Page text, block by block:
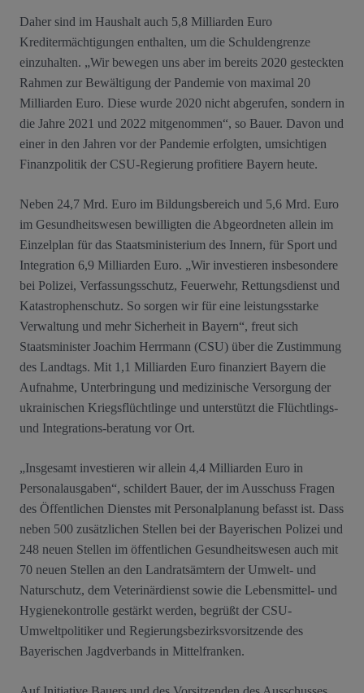
Daher sind im Haushalt auch 5,8 Milliarden Euro
Kreditermächtigungen enthalten, um die Schuldengrenze
einzuhalten. „Wir bewegen uns aber im bereits 2020 gesteckten
Rahmen zur Bewältigung der Pandemie von maximal 20
Milliarden Euro. Diese wurde 2020 nicht abgerufen, sondern in
die Jahre 2021 und 2022 mitgenommen“, so Bauer. Davon und
einer in den Jahren vor der Pandemie erfolgten, umsichtigen
Finanzpolitik der CSU-Regierung profitiere Bayern heute.
Neben 24,7 Mrd. Euro im Bildungsbereich und 5,6 Mrd. Euro
im Gesundheitswesen bewilligten die Abgeordneten allein im
Einzelplan für das Staatsministerium des Innern, für Sport und
Integration 6,9 Milliarden Euro. „Wir investieren insbesondere
bei Polizei, Verfassungsschutz, Feuerwehr, Rettungsdienst und
Katastrophenschutz. So sorgen wir für eine leistungsstarke
Verwaltung und mehr Sicherheit in Bayern“, freut sich
Staatsminister Joachim Herrmann (CSU) über die Zustimmung
des Landtags. Mit 1,1 Milliarden Euro finanziert Bayern die
Aufnahme, Unterbringung und medizinische Versorgung der
ukrainischen Kriegsflüchtlinge und unterstützt die Flüchtlings-
und Integrations-beratung vor Ort.
„Insgesamt investieren wir allein 4,4 Milliarden Euro in
Personalausgaben“, schildert Bauer, der im Ausschuss Fragen
des Öffentlichen Dienstes mit Personalplanung befasst ist. Dass
neben 500 zusätzlichen Stellen bei der Bayerischen Polizei und
248 neuen Stellen im öffentlichen Gesundheitswesen auch mit
70 neuen Stellen an den Landratsämtern der Umwelt- und
Naturschutz, dem Veterinärdienst sowie die Lebensmittel- und
Hygienekontrolle gestärkt werden, begrüßt der CSU-
Umweltpolitiker und Regierungsbezirksvorsitzende des
Bayerischen Jagdverbands in Mittelfranken.